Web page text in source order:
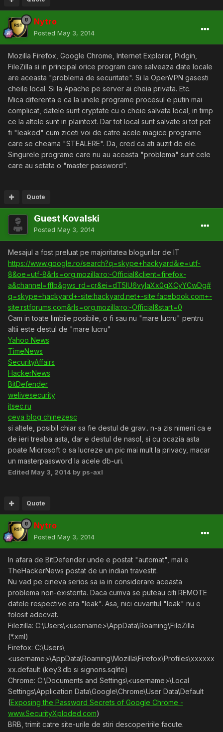
Nytro
Posted May 3, 2014
Mozilla Firefox, Google Chrome, Internet Explorer, Pidgin,
FileZilla si in principal orice program care salveaza date locale
are aceasta "problema de securitate". Si la OpenVPN gasesti
cheile local. Si la Apache pe server ai cheia privata. Etc.
Mica diferenta e ca la unele programe procesul e putin mai
complicat, datele sunt cryptate cu o cheie salvata local, in timp
ce la altele sunt in plaintext. Dar tot local sunt salvate si tot pot
fi "leaked" cum ziceti voi de catre acele magice programe
care se cheama "STEALERE". Da, cred ca ati auzit de ele.
Singurele programe care nu au aceasta "problema" sunt cele
care au setata o "master password".
Quote
Guest Kovalski
Posted May 3, 2014
Mesajul a fost preluat pe majoritatea blogurilor de IT
https://www.google.ro/search?q=skype+hackyard&ie=utf-
8&oe=utf-8&rls=org.mozilla:ro:-Official&client=firefox-
a&channel=fflb&gws_rd=cr&ei=dT5lU6vyIaXx0gXCyYCwDg#
q=skype+hackyard+-site:hackyard.net+-site:facebook.com+-
site:rstforums.com&rls=org.mozilla:ro:-Official&start=0
Cam in toate limbile posibile, o fi sau nu "mare lucru" pentru
altii este destul de "mare lucru"
Yahoo News
TimeNews
SecurityAffairs
HackerNews
BitDefender
welivesecurity
itsec.ru
ceva blog chinezesc
si altele, posibil chiar sa fie destul de grav.. n-a zis nimeni ca e
de ieri treaba asta, dar e destul de nasol, si cu ocazia asta
poate Microsoft o sa lucreze un pic mai mult la privacy, macar
un masterpassword la acele db-uri.
Edited May 3, 2014 by ps-axl
Quote
Nytro
Posted May 3, 2014
In afara de BitDefender unde e postat "automat", mai e
TheHackerNews postat de un indian travestit.
Nu vad pe cineva serios sa ia in considerare aceasta
problema non-existenta. Daca cumva se puteau citi REMOTE
datele respective era "leak". Asa, nici cuvantul "leak" nu e
folosit adecvat.
Filezilla: C:\Users\<username>\AppData\Roaming\FileZilla
(*.xml)
Firefox: C:\Users\
<username>\AppData\Roaming\Mozilla\Firefox\Profiles\xxxxxx
xx.default (key3.db si signons.sqlite)
Chrome: C:\Documents and Settings\<username>\Local
Settings\Application Data\Google\Chrome\User Data\Default
(Exposing the Password Secrets of Google Chrome -
www.SecurityXploded.com)
BRB, trimit catre site-urile de stiri descoperirile facute.